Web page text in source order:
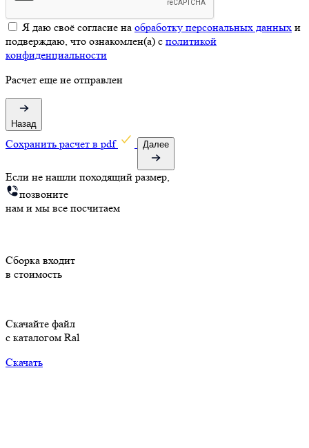
Я даю своё согласие на обработку персональных данных и
подверждаю, что ознакомлен(а) с политикой
конфиденциальности
Расчет еще не отправлен
Назад
Cохранить расчет в pdf Далее
Если не нашли походящий размер,
позвоните
нам и мы все посчитаем
Cборка входит
в стоимость
Скачайте файл
с каталогом Ral
Скачать